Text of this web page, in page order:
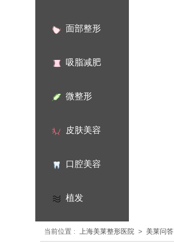
面部整形
吸脂减肥
微整形
皮肤美容
口腔美容
植发
当前位置 : 上海美莱整形医院 > 美莱问答